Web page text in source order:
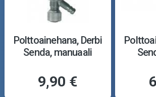
Polttoainehana, Derbi
Senda, manuaali
9,90 €